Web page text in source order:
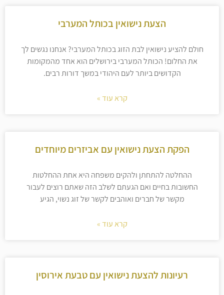
הצעת נישואין בכותל המערבי
חולם להציע נישואין לבת הזוג בכותל המערבי? אנחנו נגשים לך
את החלום! הכותל המערבי בירושלים הוא אחד מהמקומות
הקדושים ביותר לעם היהודי במשך דורות רבים.
קרא עוד »
הפקת הצעת נישואין עם אביזרים מיוחדים
ההחלטה להתחתן ולהקים משפחה היא אחת ההחלטות
החשובות בחיים ואם הגעתם לשלב הזה שאתם רוצים לעבור
מקשר של חברים ואוהבים לקשר של זוג נשוי, הגיע
קרא עוד »
רעיונות להצעת נישואין עם טבעת אירוסין